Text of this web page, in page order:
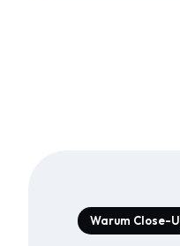
Warum Close-